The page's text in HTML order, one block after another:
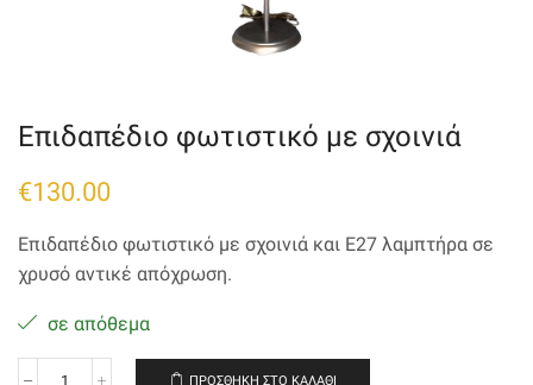
Επιδαπέδιο φωτιστικό με σχοινιά
€130.00
Επιδαπέδιο φωτιστικό με σχοινιά και Ε27 λαμπτήρα σε
χρυσό αντικέ απόχρωση.
σε απόθεμα
ΠΡΟΣΘΉΚΗ ΣΤΟ ΚΑΛΆΘΙ